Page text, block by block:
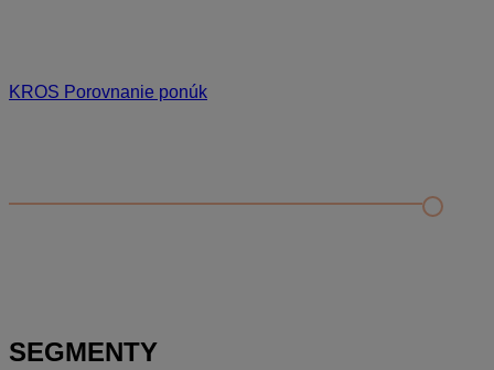
KROS Porovnanie ponúk
Nastavenie šanónov
SEGMENTY